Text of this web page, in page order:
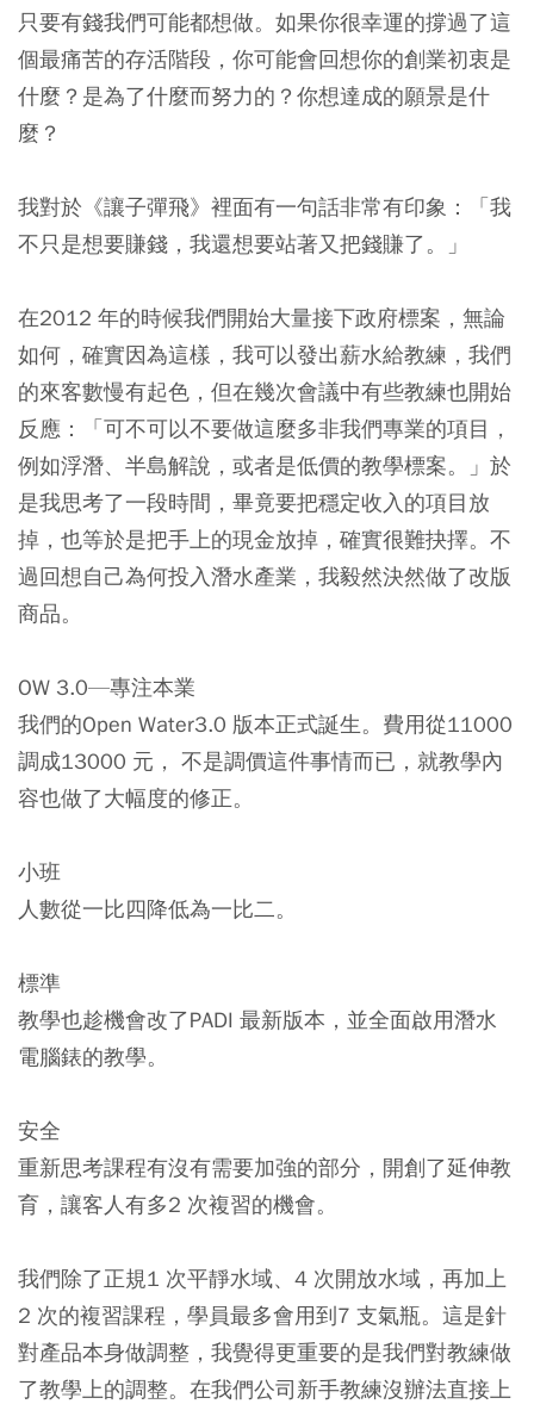
只要有錢我們可能都想做。如果你很幸運的撐過了這
個最痛苦的存活階段，你可能會回想你的創業初衷是
什麼？是為了什麼而努力的？你想達成的願景是什
麼？
我對於《讓子彈飛》裡面有一句話非常有印象：「我
不只是想要賺錢，我還想要站著又把錢賺了。」
在2012 年的時候我們開始大量接下政府標案，無論
如何，確實因為這樣，我可以發出薪水給教練，我們
的來客數慢有起色，但在幾次會議中有些教練也開始
反應：「可不可以不要做這麼多非我們專業的項目，
例如浮潛、半島解說，或者是低價的教學標案。」於
是我思考了一段時間，畢竟要把穩定收入的項目放
掉，也等於是把手上的現金放掉，確實很難抉擇。不
過回想自己為何投入潛水產業，我毅然決然做了改版
商品。
OW 3.0—專注本業
我們的Open Water3.0 版本正式誕生。費用從11000
調成13000 元， 不是調價這件事情而已，就教學內
容也做了大幅度的修正。
小班
人數從一比四降低為一比二。
標準
教學也趁機會改了PADI 最新版本，並全面啟用潛水
電腦錶的教學。
安全
重新思考課程有沒有需要加強的部分，開創了延伸教
育，讓客人有多2 次複習的機會。
我們除了正規1 次平靜水域、4 次開放水域，再加上
2 次的複習課程，學員最多會用到7 支氣瓶。這是針
對產品本身做調整，我覺得更重要的是我們對教練做
了教學上的調整。在我們公司新手教練沒辦法直接上